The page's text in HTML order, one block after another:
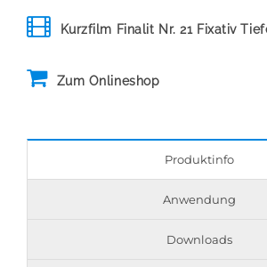
Kurzfilm Finalit Nr. 21 Fixativ
Zum Onlineshop
Produktinfo
Anwendung
Downloads